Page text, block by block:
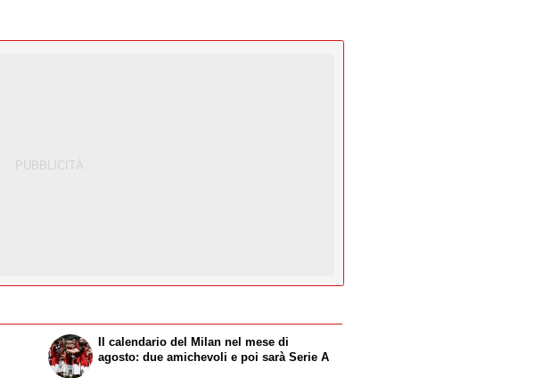
Il calendario del Milan nel mese di
agosto: due amichevoli e poi sarà Serie A